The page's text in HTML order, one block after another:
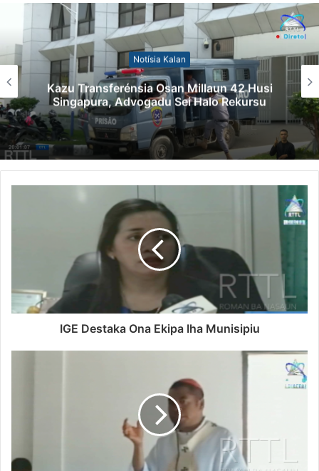
Notísia Kalan
Kazu Transferénsia Osan Millaun 42 Husi
Singapura, Advogadu Sei Halo Rekursu
IGE Destaka Ona Ekipa Iha Munisipiu